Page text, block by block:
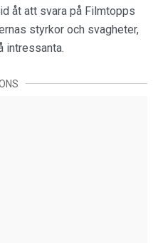
åt att svara på Filmtopps
styrkor och svagheter,
intressanta.